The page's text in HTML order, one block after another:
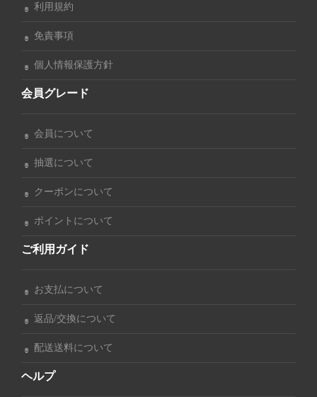
利用規約
免責事項
個人情報保護方針
会員グレード
会員について
抽選について
クーポンについて
ポイントについて
ご利用ガイド
お支払について
返品/交換について
配送送料について
ヘルプ